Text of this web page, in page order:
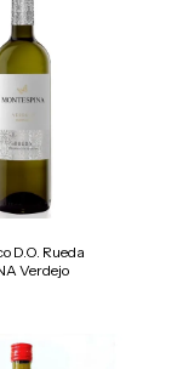
D.O. Rueda
Verdejo